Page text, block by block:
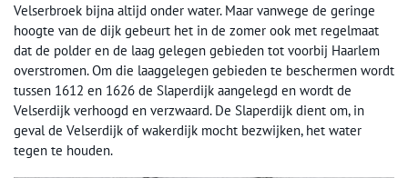
Velserbroek bijna altijd onder water. Maar vanwege de geringe
hoogte van de dijk gebeurt het in de zomer ook met regelmaat
dat de polder en de laag gelegen gebieden tot voorbij Haarlem
overstromen. Om die laaggelegen gebieden te beschermen wordt
tussen 1612 en 1626 de Slaperdijk aangelegd en wordt de
Velserdijk verhoogd en verzwaard. De Slaperdijk dient om, in
geval de Velserdijk of wakerdijk mocht bezwijken, het water
tegen te houden.